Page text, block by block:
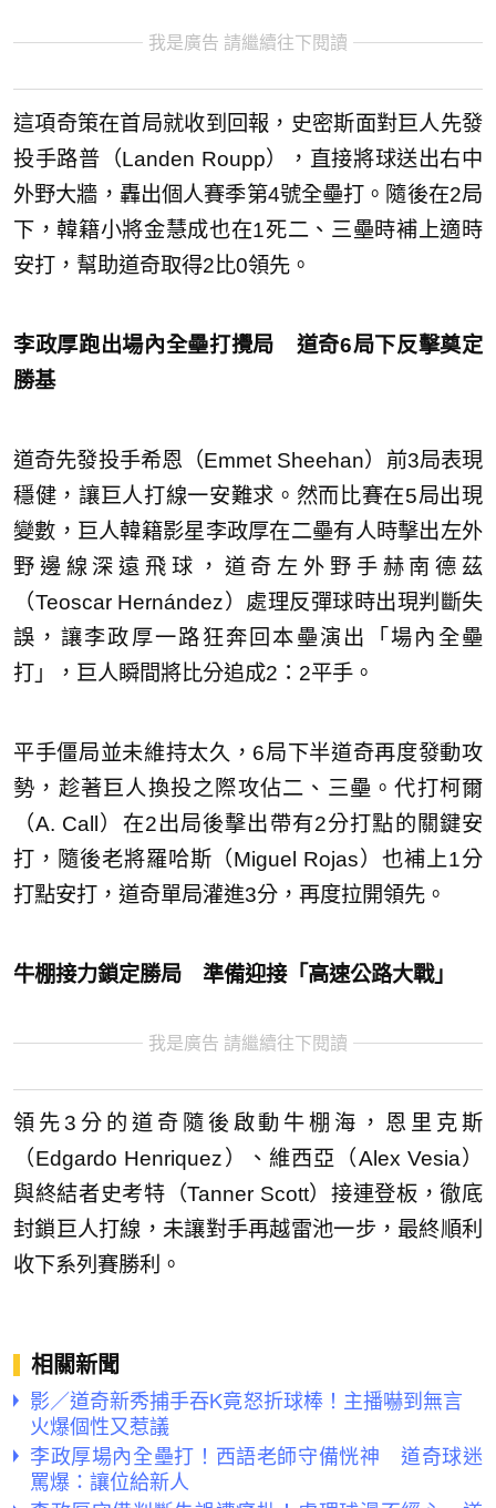
我是廣告 請繼續往下閱讀
這項奇策在首局就收到回報，史密斯面對巨人先發
投手路普（Landen Roupp），直接將球送出右中
外野大牆，轟出個人賽季第4號全壘打。隨後在2局
下，韓籍小將金慧成也在1死二、三壘時補上適時
安打，幫助道奇取得2比0領先。
李政厚跑出場內全壘打攪局 道奇6局下反擊奠定
勝基
道奇先發投手希恩（Emmet Sheehan）前3局表現
穩健，讓巨人打線一安難求。然而比賽在5局出現
變數，巨人韓籍影星李政厚在二壘有人時擊出左外
野邊線深遠飛球，道奇左外野手赫南德茲
（Teoscar Hernández）處理反彈球時出現判斷失
誤，讓李政厚一路狂奔回本壘演出「場內全壘
打」，巨人瞬間將比分追成2：2平手。
平手僵局並未維持太久，6局下半道奇再度發動攻
勢，趁著巨人換投之際攻佔二、三壘。代打柯爾
（A. Call）在2出局後擊出帶有2分打點的關鍵安
打，隨後老將羅哈斯（Miguel Rojas）也補上1分
打點安打，道奇單局灌進3分，再度拉開領先。
牛棚接力鎖定勝局 準備迎接「高速公路大戰」
我是廣告 請繼續往下閱讀
領先3分的道奇隨後啟動牛棚海，恩里克斯
（Edgardo Henriquez）、維西亞（Alex Vesia）
與終結者史考特（Tanner Scott）接連登板，徹底
封鎖巨人打線，未讓對手再越雷池一步，最終順利
收下系列賽勝利。
相關新聞
影／道奇新秀捕手吞K竟怒折球棒！主播嚇到無言
火爆個性又惹議
李政厚場內全壘打！西語老師守備恍神 道奇球迷
罵爆：讓位給新人